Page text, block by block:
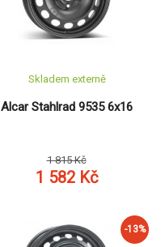
Alcar Stahlrad 9535 6x16
Skladem externě
1 815 Kč
1 582 Kč
-13%